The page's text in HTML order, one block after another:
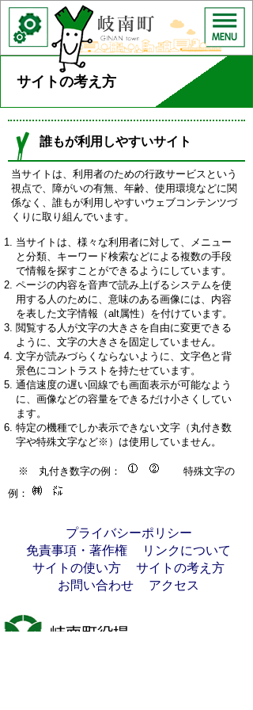
サイトの考え方
誰もが利用しやすいサイト
当サイトは、利用者のための行政サービスという
視点で、障がいの有無、年齢、使用環境などに関
係なく、誰もが利用しやすいウェブコンテンツづ
くりに取り組んでいます。
当サイトは、様々な利用者に対して、メニュー
と分類、キーワード検索などによる複数の手段
で情報を探すことができるようにしています。
ページの内容を音声で読み上げるシステムを使
用する人のために、意味のある画像には、内容
を表した文字情報（alt属性）を付けています。
閲覧する人が文字の大きさを自由に変更できる
ように、文字の大きさを固定していません。
文字が読みづらくならないように、文字色と背
景色にコントラストを持たせています。
通信速度の遅い回線でも画面表示が可能なよう
に、画像などの容量をできるだけ小さくしてい
ます。
特定の機種でしか表示できない文字（丸付き数
字や特殊文字など※）は使用していません。
※ 丸付き数字の例：
特殊文字の
例：
プライバシーポリシー
免責事項・著作権
リンクについて
サイトの使い方
サイトの考え方
お問い合わせ
アクセス